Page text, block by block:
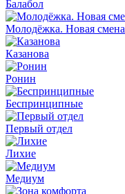
Балабол
Молодёжка. Новая смена
Казанова
Ронин
Беспринципные
Первый отдел
Лихие
Медиум